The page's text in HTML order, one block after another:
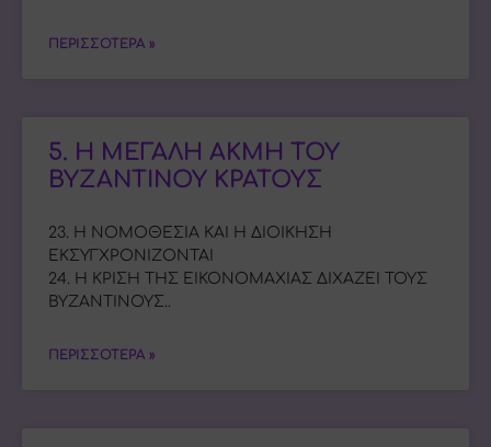
ΠΕΡΙΣΣΟΤΕΡΑ »
5. Η ΜΕΓΑΛΗ ΑΚΜΗ ΤΟΥ
ΒΥΖΑΝΤΙΝΟΥ ΚΡΑΤΟΥΣ
23. Η ΝΟΜΟΘΕΣΙΑ ΚΑΙ Η ΔΙΟΙΚΗΣΗ
ΕΚΣΥΓΧΡΟΝΙΖΟΝΤΑΙ
24. Η ΚΡΙΣΗ ΤΗΣ ΕΙΚΟΝΟΜΑΧΙΑΣ ΔΙΧΑΖΕΙ ΤΟΥΣ
ΒΥΖΑΝΤΙΝΟΥΣ..
ΠΕΡΙΣΣΟΤΕΡΑ »